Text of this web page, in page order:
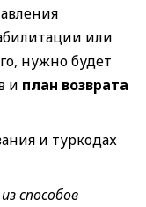
или
нужно будет
и план возврата
и туркодах
способов